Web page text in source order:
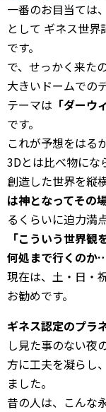
一番のお目当ては
として ギネス世
です。
で、せっかく来た
大きいドームでの
テーマは 「ダーウ
です。
これが予想をはる
3Dとは比べ物にな
創造した世界を縦
は神となってその
るくらいに迫力満
「こういう世界
何処まで行くのか…
現在は、土・日・
お勧めです。
ギネス認定のプラ
し見た事のない夜
方に工夫を凝らし
ました。
昔の人は、こんな